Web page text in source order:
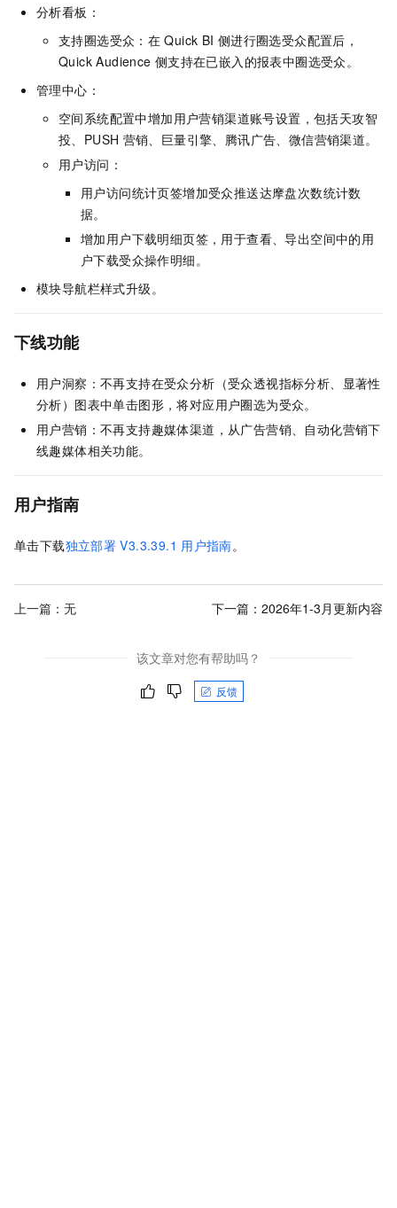
分析看板：
支持圈选受众：在 Quick BI 侧进行圈选受众配置后，
Quick Audience 侧支持在已嵌入的报表中圈选受众。
管理中心：
空间系统配置中增加用户营销渠道账号设置，包括天攻智
投、PUSH 营销、巨量引擎、腾讯广告、微信营销渠道。
用户访问：
用户访问统计页签增加受众推送达摩盘次数统计数
据。
增加用户下载明细页签，用于查看、导出空间中的用
户下载受众操作明细。
模块导航栏样式升级。
下线功能
用户洞察：不再支持在受众分析（受众透视指标分析、显著性
分析）图表中单击图形，将对应用户圈选为受众。
用户营销：不再支持趣媒体渠道，从广告营销、自动化营销下
线趣媒体相关功能。
用户指南
单击下载独立部署 V3.3.39.1 用户指南。
上一篇：无 下一篇： 2026年1-3月更新内容
该文章对您有帮助吗？
反馈